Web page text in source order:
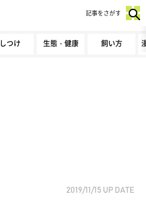
しつけ 生態・健康 飼い方
記事をさがす
2019/11/15 UP DATE